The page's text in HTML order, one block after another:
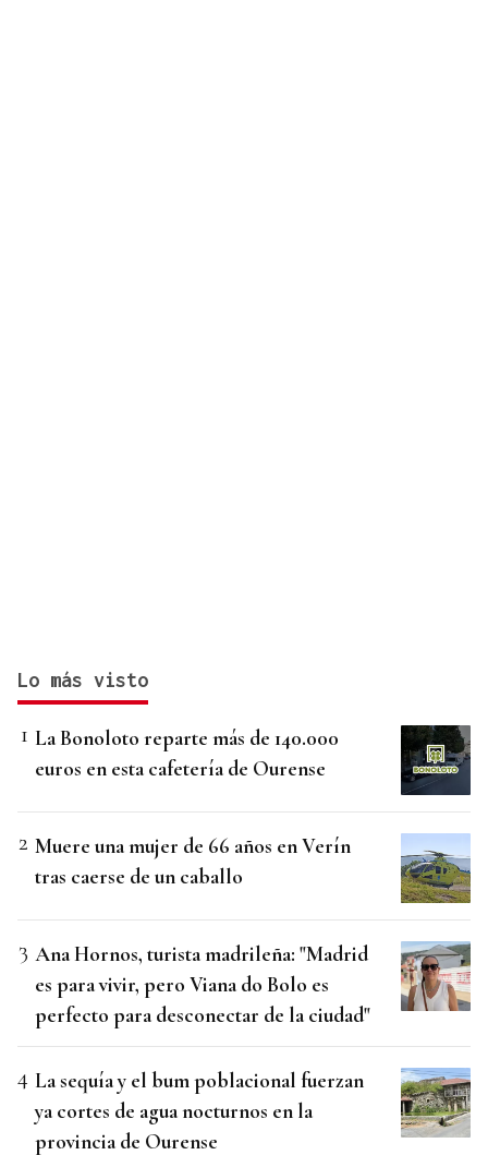
Lo más visto
La Bonoloto reparte más de 140.000
euros en esta cafetería de Ourense
Muere una mujer de 66 años en Verín
tras caerse de un caballo
Ana Hornos, turista madrileña: "Madrid
es para vivir, pero Viana do Bolo es
perfecto para desconectar de la ciudad"
La sequía y el bum poblacional fuerzan
ya cortes de agua nocturnos en la
provincia de Ourense